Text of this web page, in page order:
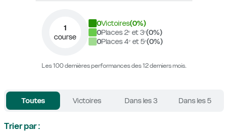
1
course
0Victoires(0%)
0Places 2ᵉ et 3ᵉ(0%)
0Places 4ᵉ et 5ᵉ(0%)
Les 100 dernières performances des 12 derniers mois.
Toutes Victoires Dans les 3 Dans les 5
Trier par :